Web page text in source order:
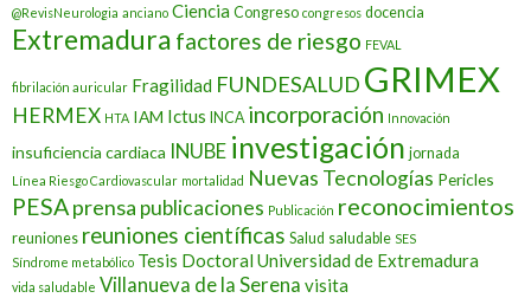
@RevisNeurologia anciano Ciencia Congreso congresos docencia
Extremadura factores de riesgo FEVAL
fibrilación auricular Fragilidad FUNDESALUD GRIMEX
HERMEX HTA IAM Ictus INCA incorporación Innovación
insuficiencia cardiaca INUBE investigación jornada
Línea Riesgo Cardiovascular mortalidad Nuevas Tecnologías Pericles
PESAprensa publicaciones Publicación reconocimientos
reuniones reuniones científicas Salud saludable SES
Síndrome metabólico Tesis Doctoral Universidad de Extremadura
vida saludable Villanueva de la Serena visita